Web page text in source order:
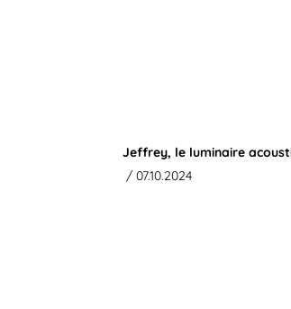
Jeffrey, le luminaire
/ 07.10.2024